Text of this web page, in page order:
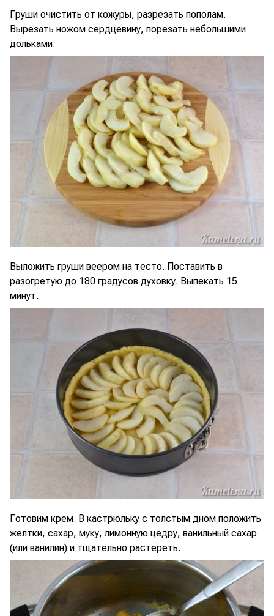
Груши очистить от кожуры, разрезать пополам.
Вырезать ножом сердцевину, порезать небольшими
дольками.
Выложить груши веером на тесто. Поставить в
разогретую до 180 градусов духовку. Выпекать 15
минут.
Готовим крем. В кастрюльку с толстым дном положить
желтки, сахар, муку, лимонную цедру, ванильный сахар
(или ванилин) и тщательно растереть.